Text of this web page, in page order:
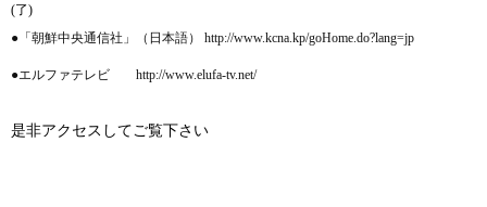
(了)
●「朝鮮中央通信社」（日本語） http://www.kcna.kp/goHome.do?lang=jp
●エルファテレビ http://www.elufa-tv.net/
是非アクセスしてご覧下さい